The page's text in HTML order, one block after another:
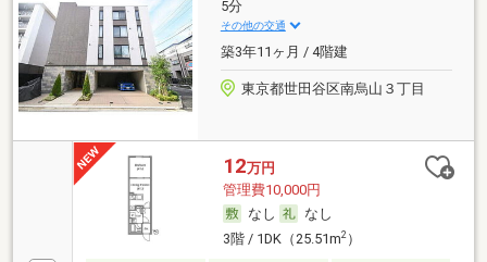
5分
その他の交通
築3年11ヶ月 / 4階建
東京都世田谷区南烏山３丁目
12万円
管理費10,000円
なし
なし
3階 / 1DK（25.51m2）